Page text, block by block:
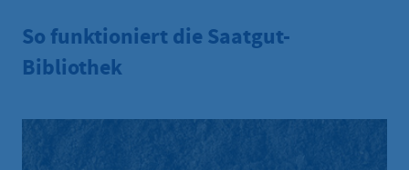
So funktioniert die Saatgut-
Bibliothek